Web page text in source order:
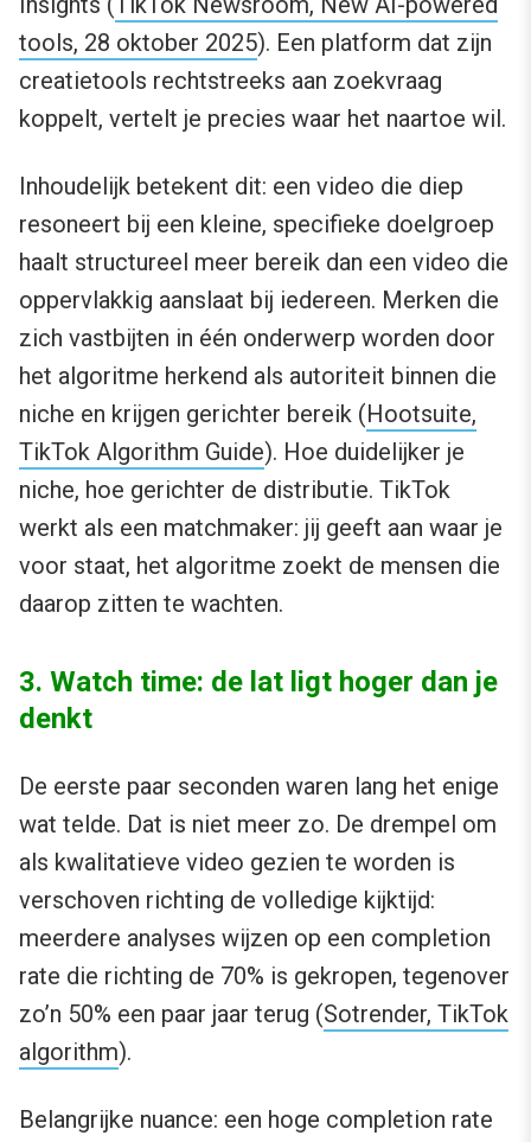
tools, 28 oktober 2025). Een platform dat zijn
creatietools rechtstreeks aan zoekvraag
koppelt, vertelt je precies waar het naartoe wil.
Inhoudelijk betekent dit: een video die diep
resoneert bij een kleine, specifieke doelgroep
haalt structureel meer bereik dan een video die
oppervlakkig aanslaat bij iedereen. Merken die
zich vastbijten in één onderwerp worden door
het algoritme herkend als autoriteit binnen die
niche en krijgen gerichter bereik (Hootsuite,
TikTok Algorithm Guide). Hoe duidelijker je
niche, hoe gerichter de distributie. TikTok
werkt als een matchmaker: jij geeft aan waar je
voor staat, het algoritme zoekt de mensen die
daarop zitten te wachten.
3. Watch time: de lat ligt hoger dan je
denkt
De eerste paar seconden waren lang het enige
wat telde. Dat is niet meer zo. De drempel om
als kwalitatieve video gezien te worden is
verschoven richting de volledige kijktijd:
meerdere analyses wijzen op een completion
rate die richting de 70% is gekropen, tegenover
zo’n 50% een paar jaar terug (Sotrender, TikTok
algorithm).
Belangrijke nuance: een hoge completion rate